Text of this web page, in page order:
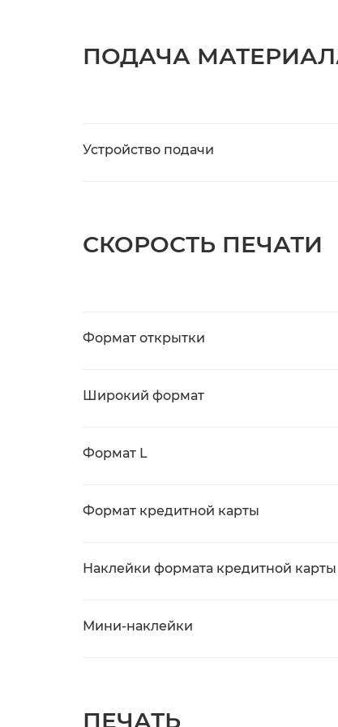
ПОДАЧА
Устройство подачи
СКОРОСТЬ ПЕЧАТИ
Формат открытки
Широкий формат
Формат L
Формат кредитной карты
Наклейки формата кредитной карты
Мини-наклейки
ПЕЧАТЬ